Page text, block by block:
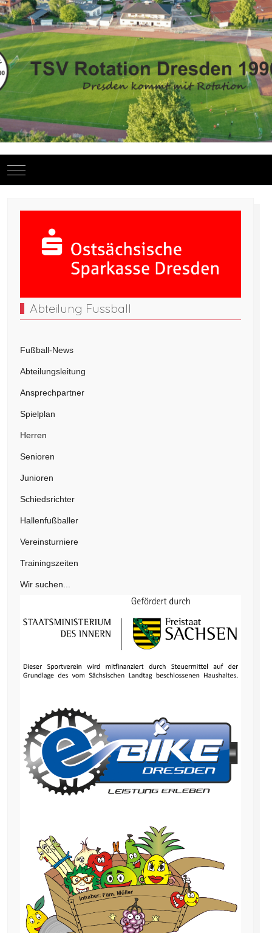
Mobile Menu Toggle
Abteilung Fussball
Fußball-News
Abteilungsleitung
Ansprechpartner
Spielplan
Herren
Senioren
Junioren
Schiedsrichter
Hallenfußballer
Vereinsturniere
Trainingszeiten
Wir suchen...